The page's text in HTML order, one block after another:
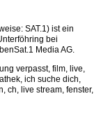
SAT.1) ist ein
bei
Media AG.
verpasst, film, live,
ich suche dich,
ch, live stream, fenster,